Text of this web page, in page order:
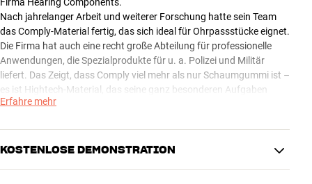
Firma Hearing Components.
Nach jahrelanger Arbeit und weiterer Forschung hatte sein Team
das Comply-Material fertig, das sich ideal für Ohrpassstücke eignet.
Die Firma hat auch eine recht große Abteilung für professionelle
Anwendungen, die Spezialprodukte für u. a. Polizei und Militär
liefert. Das Zeigt, dass Comply viel mehr als nur Schaumgummi ist –
es ist Hightech-Material, das seine ganz besonderen Aufgaben
absolut perfekt löst.
Erfahre mehr
KOSTENLOSE DEMONSTRATION